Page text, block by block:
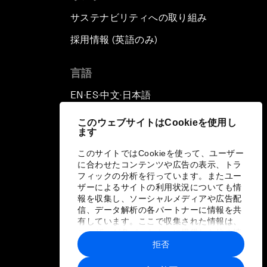
このウェブサイトはCookieを使用し
ます
このサイトではCookieを使って、ユーザー
に合わせたコンテンツや広告の表示、トラ
フィックの分析を行っています。またユー
ザーによるサイトの利用状況についても情
報を収集し、ソーシャルメディアや広告配
信、データ解析の各パートナーに情報を共
有しています。ここで収集された情報は、
ユーザーが各パートナーに提供した他の情
報や各パートナーのサービスを使用した際
に収集された情報と組み合わされ、各パー
拒否
サステナビリティへの取り組み
採用情報 (英語のみ)
言語
EN ▪ ES▪中文▪ 日本語